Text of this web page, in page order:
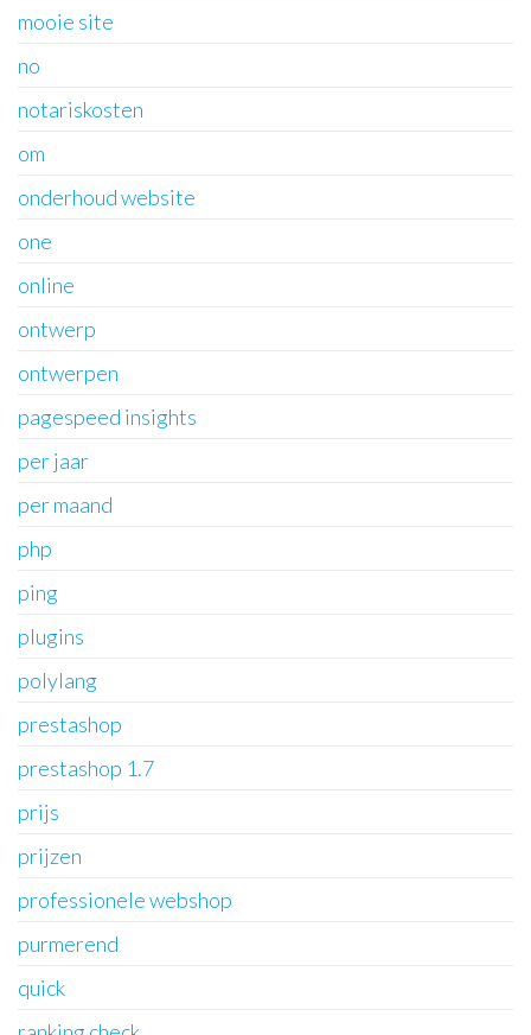
mooie site
no
notariskosten
om
onderhoud website
one
online
ontwerp
ontwerpen
pagespeed insights
per jaar
per maand
php
ping
plugins
polylang
prestashop
prestashop 1.7
prijs
prijzen
professionele webshop
purmerend
quick